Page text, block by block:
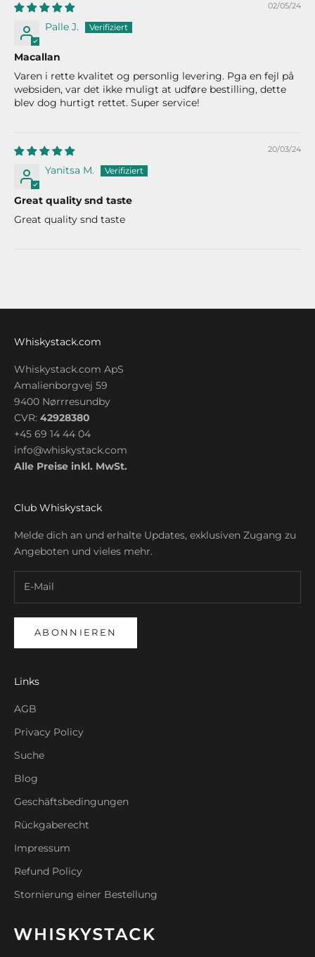
02/05/24
Palle J.
Macallan
Varen i rette kvalitet og personlig levering. Pga en fejl på
websiden, var det ikke muligt at udføre bestilling, dette
blev dog hurtigt rettet. Super service!
20/03/24
Yanitsa M.
Great quality snd taste
Great quality snd taste
Whiskystack.com
Whiskystack.com ApS
Amalienborgvej 59
9400 Nørrresundby
CVR: 42928380
+45 69 14 44 04
info@whiskystack.com
Alle Preise inkl. MwSt.
Club Whiskystack
Melde dich an und erhalte Updates, exklusiven Zugang zu
Angeboten und vieles mehr.
ABONNIEREN
Links
AGB
Privacy Policy
Suche
Blog
Geschäftsbedingungen
Rückgaberecht
Impressum
Refund Policy
Stornierung einer Bestellung